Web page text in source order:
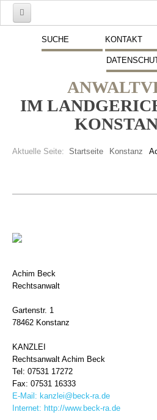
SUCHE KONTAKT
IM
Aktuelle Seite: Startseite Konstanz
Schwerpunkte
Beitritt zum Verein
Achim Beck
Rechtsanwalt
Gartenstr. 1
78462 Konstanz
KANZLEI
Rechtsanwalt Achim Beck
Tel: 07531 17272
Fax: 07531 16333
E-Mail: kanzlei@beck-ra.de
Internet: http://www.beck-ra.de